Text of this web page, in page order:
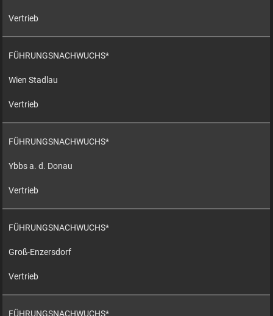
Vertrieb
FÜHRUNGSNACHWUCHS*
Wien Stadlau
Vertrieb
FÜHRUNGSNACHWUCHS*
Ybbs a. d. Donau
Vertrieb
FÜHRUNGSNACHWUCHS*
Groß-Enzersdorf
Vertrieb
FÜHRUNGSNACHWUCHS*